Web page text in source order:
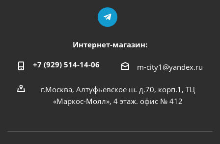
Интернет-магазин:
+7 (929) 514-14-06 m-city1@yandex.ru
г.Москва, Алтуфьевское ш. д.70, корп.1, ТЦ
«Маркос-Молл», 4 этаж. офис № 412